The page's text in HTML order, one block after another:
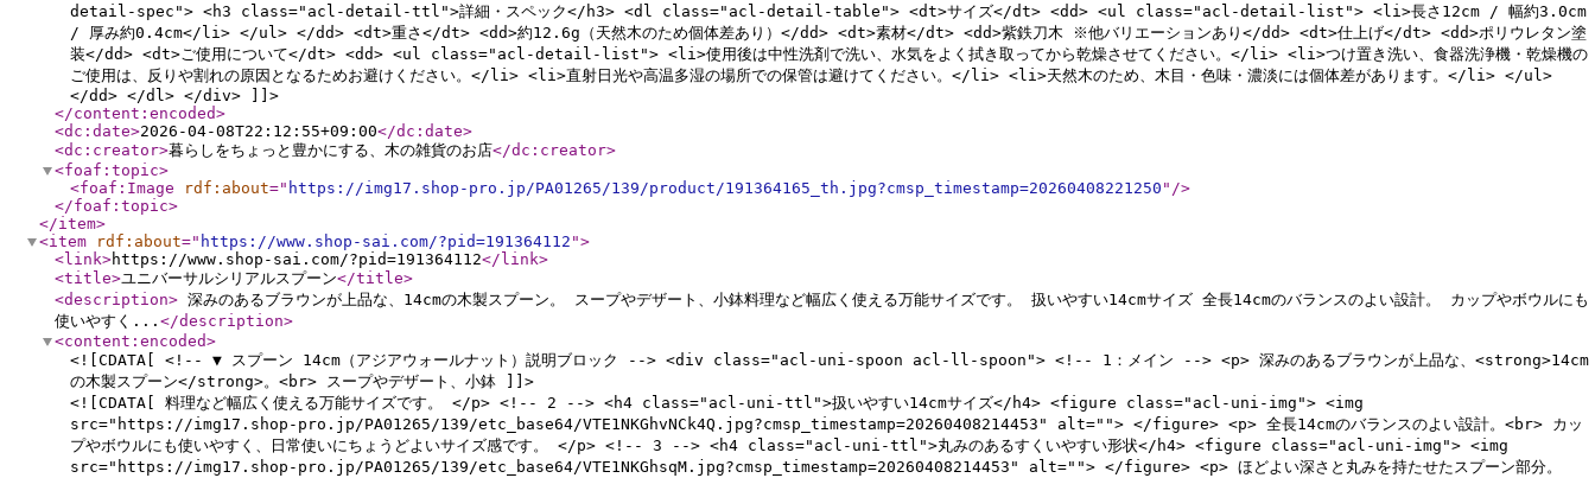
detail-spec"> <h3 class="acl-detail-ttl">詳細・スペック</h3> <dl class="acl-detail-table"> <dt>サイズ</dt> <dd> <ul class="acl-detail-list"> <li>長さ12cm / 幅約3.0cm
/ 厚み約0.4cm</li> </ul> </dd> <dt>重さ</dt> <dd>約12.6g（天然木のため個体差あり）</dd> <dt>素材</dt> <dd>紫鉄刀木 ※他バリエーションあり</dd> <dt>仕上げ</dt> <dd>ポリウレタン塗
装</dd> <dt>ご使用について</dt> <dd> <ul class="acl-detail-list"> <li>使用後は中性洗剤で洗い、水気をよく拭き取ってから乾燥させてください。</li> <li>つけ置き洗い、食器洗浄機・乾燥機の
ご使用は、反りや割れの原因となるためお避けください。</li> <li>直射日光や高温多湿の場所での保管は避けてください。</li> <li>天然木のため、木目・色味・濃淡には個体差があります。</li> </ul>
</dd> </dl> </div> ]]>
</content:encoded>
<dc:date>2026-04-08T22:12:55+09:00</dc:date>
<dc:creator>暮らしをちょっと豊かにする、木の雑貨のお店</dc:creator>
<foaf:topic>
<foaf:Image
rdf:about=" https://img17.shop-pro.jp/PA01265/139/product/191364165_th.jpg?cmsp_timestamp=20260408221250 " />
</foaf:topic>
</item>
<item
rdf:about=" https://www.shop-sai.com/?pid=191364112 ">
<link>https://www.shop-sai.com/?pid=191364112</link>
<title>ユニバーサルシリアルスプーン</title>
<description> 深みのあるブラウンが上品な、14cmの木製スプーン。 スープやデザート、小鉢料理など幅広く使える万能サイズです。 扱いやすい14cmサイズ 全長14cmのバランスのよい設計。 カップやボウルにも
使いやすく... </description>
<content:encoded>
<![CDATA[ <!-- ▼ スプーン 14cm（アジアウォールナット）説明ブロック --> <div class="acl-uni-spoon acl-ll-spoon"> <!-- 1：メイン --> <p> 深みのあるブラウンが上品な、<strong>14cm
の木製スプーン</strong>。<br> スープやデザート、小鉢 ]]>
<![CDATA[ 料理など幅広く使える万能サイズです。 </p> <!-- 2 --> <h4 class="acl-uni-ttl">扱いやすい14cmサイズ</h4> <figure class="acl-uni-img"> <img
src="https://img17.shop-pro.jp/PA01265/139/etc_base64/VTE1NKGhvNCk4Q.jpg?cmsp_timestamp=20260408214453" alt=""> </figure> <p> 全長14cmのバランスのよい設計。<br> カッ
プやボウルにも使いやすく、日常使いにちょうどよいサイズ感です。 </p> <!-- 3 --> <h4 class="acl-uni-ttl">丸みのあるすくいやすい形状</h4> <figure class="acl-uni-img"> <img
src="https://img17.shop-pro.jp/PA01265/139/etc_base64/VTE1NKGhsqM.jpg?cmsp_timestamp=20260408214453" alt=""> </figure> <p> ほどよい深さと丸みを持たせたスプーン部分。